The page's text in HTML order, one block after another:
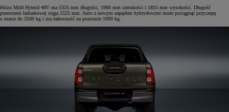
Hilux Mild Hybrid 48V ma 5325 mm długości, 1900 mm szerokości i 1815 mm wysokości. Długość
przestrzeni ładunkowej sięga 1525 mm. Auto z nowym napędem hybrydowym może pociągnąć przyczepę
o masie do 3500 kg i ma ładowność na poziomie 1000 kg.